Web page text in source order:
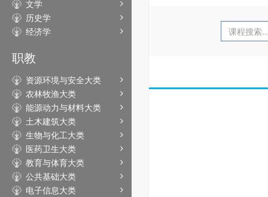
文学
历史学
经济学
职教
资源环境与安全大类
农林牧渔大类
能源动力与材料大类
土木建筑大类
生物与化工大类
医药卫生大类
教育与体育大类
公共基础大类
电子信息大类